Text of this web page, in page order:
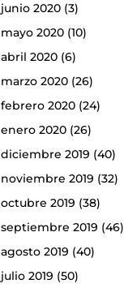
junio 2020(3)
mayo 2020(10)
abril 2020(6)
marzo 2020(26)
febrero 2020(24)
enero 2020(26)
diciembre 2019 (40)
noviembre 2019 (32)
octubre 2019 (38)
septiembre 2019 (46)
agosto 2019 (40)
julio 2019 (50)